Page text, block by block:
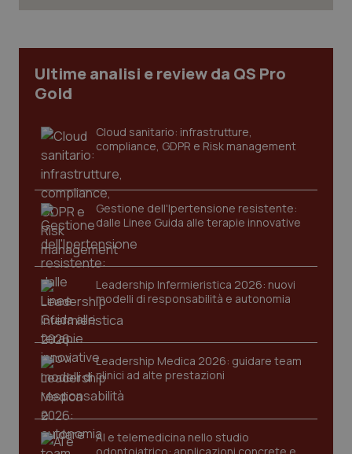
Ultime analisi e review da QS Pro
Gold
Cloud sanitario: infrastrutture,
compliance, GDPR e Risk management
Gestione dell'Ipertensione resistente:
dalle Linee Guida alle terapie innovative
Leadership Infermieristica 2026: nuovi
modelli di responsabilità e autonomia
Leadership Medica 2026: guidare team
clinici ad alte prestazioni
AI e telemedicina nello studio
CookieScriptConsent
CookieScript
www.quotidianosanita.it